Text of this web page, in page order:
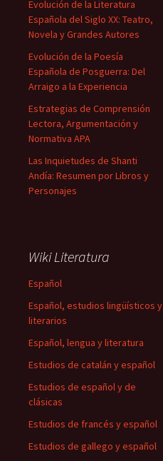
Evolución de la Literatura
Española del Siglo XX: Teatro,
Novela y Grandes Autores
Evolución de la Poesía
Española de Posguerra: Del
Arraigo a la Experiencia
Estrategias de Comprensión
Lectora, Argumentación y
Normativa APA
Las Inquietudes de Shanti
Andía: Resumen por Libros y
Personajes
Wiki Literatura
Español
Español, estudios lingüísticos y
literarios
Español, lengua y literatura
Estudios de catalán y español
Estudios de español y de
clásicas
Estudios de francés y español
Estudios de gallego y español